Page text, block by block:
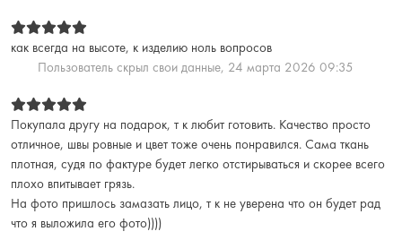
как всегда на высоте, к изделию ноль вопросов
Пользователь скрыл свои данные, 24 марта 2026 09:35
Покупала другу на подарок, т к любит готовить. Качество просто
отличное, швы ровные и цвет тоже очень понравился. Сама ткань
плотная, судя по фактуре будет легко отстирываться и скорее всего
плохо впитывает грязь.
На фото пришлось замазать лицо, т к не уверена что он будет рад
что я выложила его фото))))